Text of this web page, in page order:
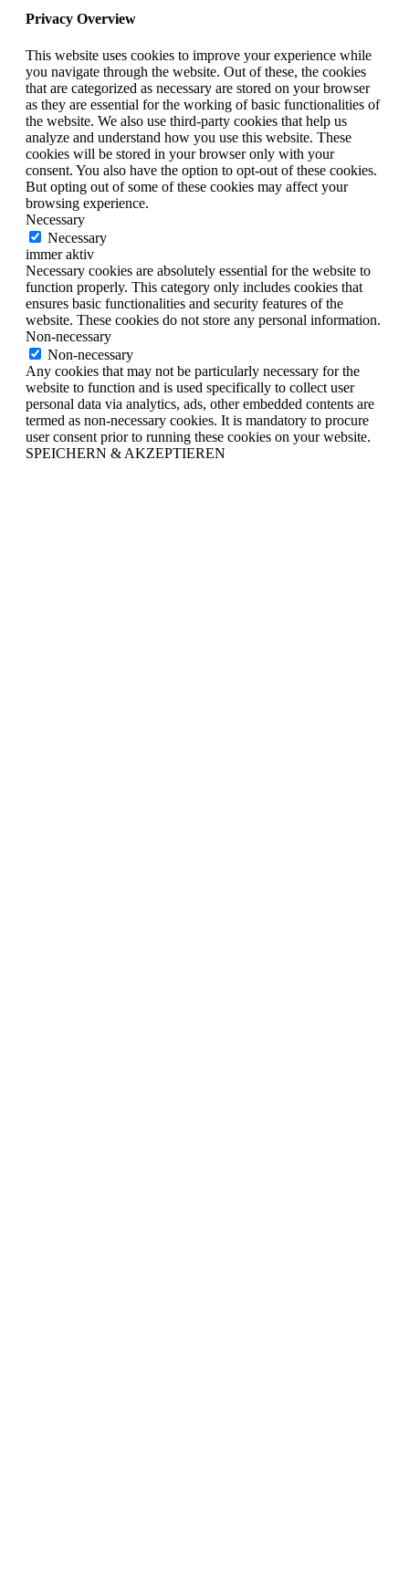
Privacy Overview
This website uses cookies to improve your experience while
you navigate through the website. Out of these, the cookies
that are categorized as necessary are stored on your browser
as they are essential for the working of basic functionalities of
the website. We also use third-party cookies that help us
analyze and understand how you use this website. These
cookies will be stored in your browser only with your
consent. You also have the option to opt-out of these cookies.
But opting out of some of these cookies may affect your
browsing experience.
Necessary
Necessary
immer aktiv
Necessary cookies are absolutely essential for the website to
function properly. This category only includes cookies that
ensures basic functionalities and security features of the
website. These cookies do not store any personal information.
Non-necessary
Non-necessary
Any cookies that may not be particularly necessary for the
website to function and is used specifically to collect user
personal data via analytics, ads, other embedded contents are
termed as non-necessary cookies. It is mandatory to procure
user consent prior to running these cookies on your website.
SPEICHERN & AKZEPTIEREN